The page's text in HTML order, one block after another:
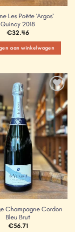
Les Poëte ‘Argos’
Quincy 2018
€32.46
aan winkelwagen
Add to
Wishlist
Champagne Cordon
Bleu Brut
€56.71